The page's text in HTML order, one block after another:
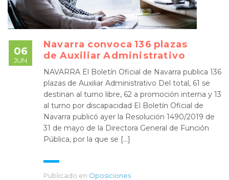
06
JUN
Navarra convoca 136 plazas
de Auxiliar Administrativo
NAVARRA El Boletín Oficial de Navarra publica 136
plazas de Auxiliar Administrativo Del total, 61 se
destinan al turno libre, 62 a promoción interna y 13
al turno por discapacidad El Boletín Oficial de
Navarra publicó ayer la Resolución 1490/2019 de
31 de mayo de la Directora General de Función
Pública, por la que se […]
Publicado en Oposiciones